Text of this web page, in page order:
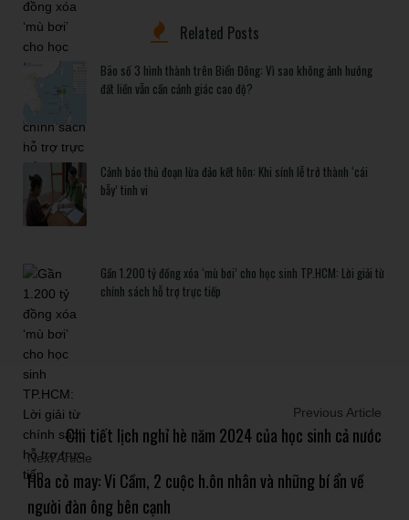
Related Posts
Bão số 3 hình thành trên Biển Đông: Vì sao không ảnh hưởng
đất liền vẫn cần cảnh giác cao độ?
Cảnh báo thủ đoạn lừa đảo kết hôn: Khi sính lễ trở thành ‘cái
bẫy’ tinh vi
Gần 1.200 tỷ đồng xóa ‘mù bơi’ cho học sinh TP.HCM: Lời giải từ
chính sách hỗ trợ trực tiếp
Previous Article
Chi tiết lịch nghỉ hè năm 2024 của học sinh cả nước
Next Article
Hoa cỏ may: Vi Cầm, 2 cuộc h.ôn nhân và những bí ẩn về
người đàn ông bên cạnh